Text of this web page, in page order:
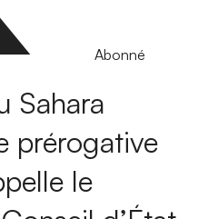
Abonné
Sahara
prérogative
le